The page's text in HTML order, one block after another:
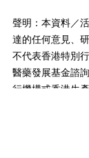
聲明：本資料／
達的任何意見、
不代表香港特別
醫藥發展基金諮
行機構或香港生